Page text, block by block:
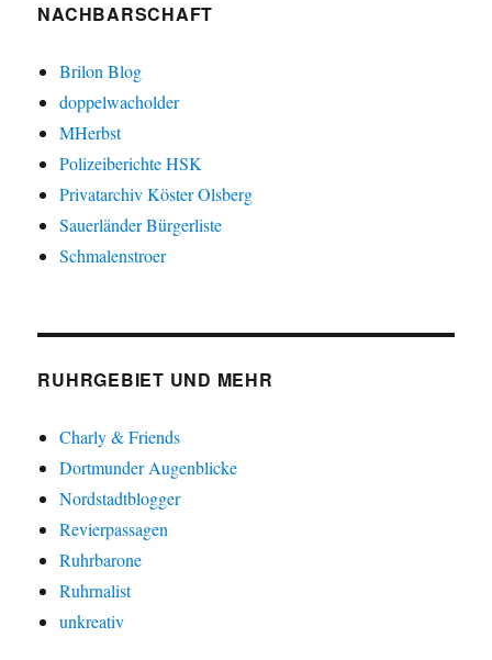
NACHBARSCHAFT
Brilon Blog
doppelwacholder
MHerbst
Polizeiberichte HSK
Privatarchiv Köster Olsberg
Sauerländer Bürgerliste
Schmalenstroer
RUHRGEBIET UND MEHR
Charly & Friends
Dortmunder Augenblicke
Nordstadtblogger
Revierpassagen
Ruhrbarone
Ruhrnalist
unkreativ